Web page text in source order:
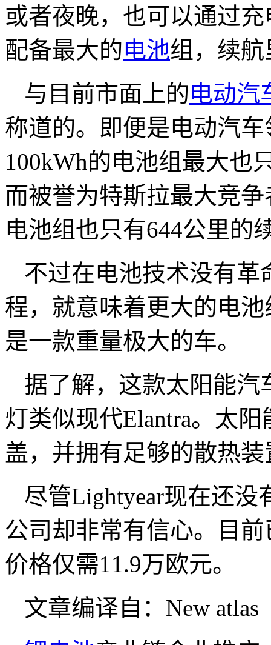
或者夜晚，也可以通过
配备最大的电池组，续航
与目前市面上的电动汽
称道的。即便是电动汽
100kWh的电池组最大也
而被誉为特斯拉最大竞
电池组也只有644公里的
不过在电池技术没有
程，就意味着更大的电
是一款重量极大的车。
据了解，这款太阳能
灯类似现代Elantra。太
盖，并拥有足够的散热
尽管Lightyear现在还没
公司却非常有信心。目
价格仅需11.9万欧元。
文章编译自：New atlas